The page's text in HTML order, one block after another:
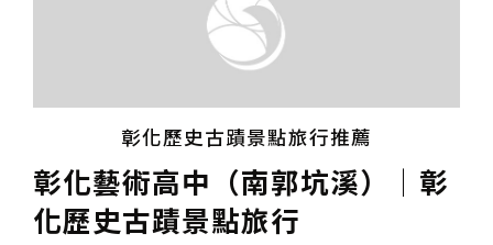
彰化歷史古蹟景點旅行推薦
彰化藝術高中（南郭坑溪）│彰
化歷史古蹟景點旅行